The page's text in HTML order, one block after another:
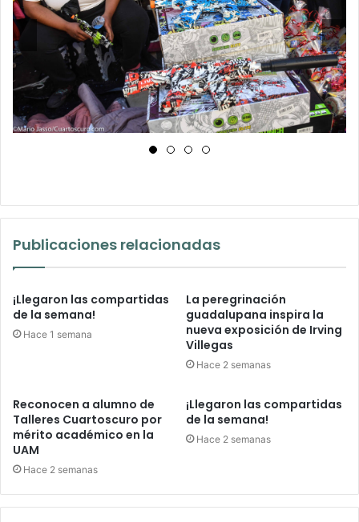
Publicaciones relacionadas
¡Llegaron las compartidas
de la semana!
Hace 1 semana
La peregrinación
guadalupana inspira la
nueva exposición de Irving
Villegas
Hace 2 semanas
Reconocen a alumno de
Talleres Cuartoscuro por
mérito académico en la
UAM
Hace 2 semanas
¡Llegaron las compartidas
de la semana!
Hace 2 semanas